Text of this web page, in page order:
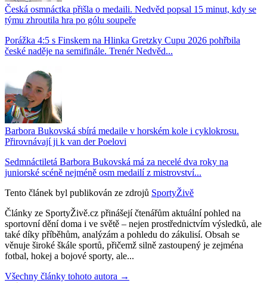
Česká osmnáctka přišla o medaili. Nedvěd popsal 15 minut, kdy se
týmu zhroutila hra po gólu soupeře
Porážka 4:5 s Finskem na Hlinka Gretzky Cupu 2026 pohřbila
české naděje na semifinále. Trenér Nedvěd...
Barbora Bukovská sbírá medaile v horském kole i cyklokrosu.
Přirovnávají ji k van der Poelovi
Sedmnáctiletá Barbora Bukovská má za necelé dva roky na
juniorské scéně nejméně osm medailí z mistrovství...
Tento článek byl publikován ze zdrojů SportyŽivě
Články ze SportyŽivě.cz přinášejí čtenářům aktuální pohled na
sportovní dění doma i ve světě – nejen prostřednictvím výsledků, ale
také díky příběhům, analýzám a pohledu do zákulisí. Obsah se
věnuje široké škále sportů, přičemž silně zastoupený je zejména
fotbal, hokej a bojové sporty, ale...
Všechny články tohoto autora →